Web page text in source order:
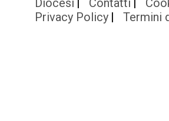
Diocesi
Contatti
Privacy Policy
Termini